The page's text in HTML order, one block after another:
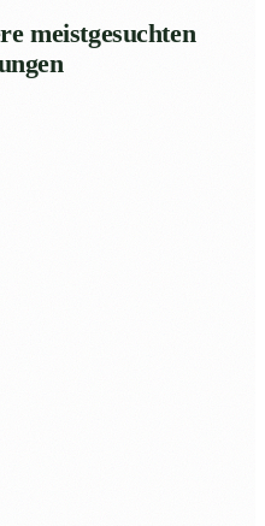
meistgesuchten